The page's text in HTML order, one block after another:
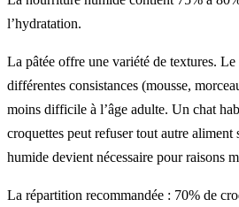
l’hydratation.
La pâtée offre une variété de textures.
différentes consistances (mousse,
moins difficile à l’âge adulte. Un chat
croquettes peut refuser tout autre
humide devient nécessaire pour raisons
La répartition recommandée : 70% de